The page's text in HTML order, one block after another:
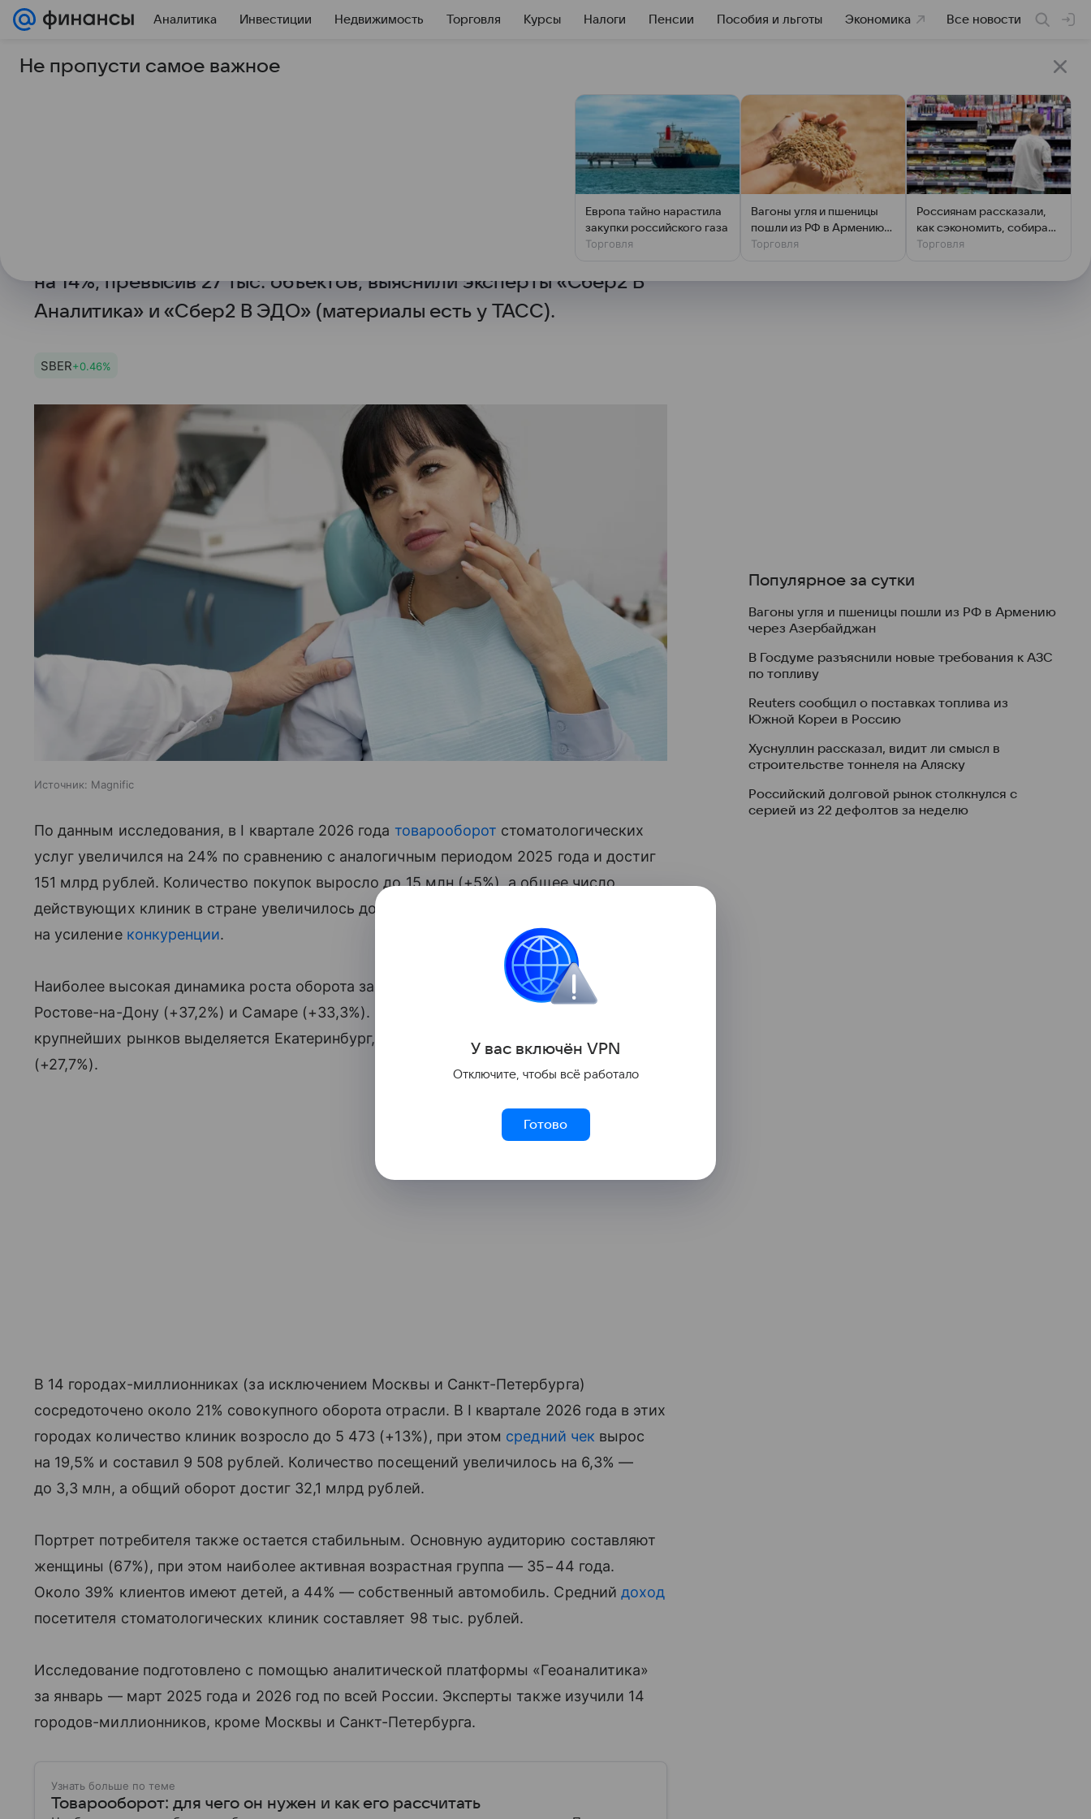
Аналитика Инвестиции Недвижимость Торговля Курсы Налоги Пенсии Пособия и льготы Экономика Все новости
13 мая 2026 ТАСС
Сбер: число стоматологических клиник
стоматологических клиник в России увеличилось в январе —
марте 2026 года по сравнению с таким же периодом годом ранее
на 14%, превысив 27 тыс. объектов, выяснили эксперты «Сбер2 В
Аналитика» и «Сбер2 В ЭДО» (материалы есть у ТАСС).
SBER+0.46%
Источник: Magnific
По данным исследования, в I квартале 2026 года товарооборот стоматологических
услуг увеличился на 24% по сравнению с аналогичным периодом 2025 года и достиг
151 млрд рублей. Количество покупок выросло до 15 млн (+5%), а общее число
действующих клиник в стране увеличилось до 27 153 объектов (+14%), что указывает
на усиление конкуренции.
Наиболее высокая динамика роста оборота зафиксирована в Омске (+79,5%),
Ростове-на-Дону (+37,2%) и Самаре (+33,3%). В денежном выражении среди
крупнейших рынков выделяется Екатеринбург, где оборот достиг 5,3 млрд рублей
(+27,7%).
В 14 городах-миллионниках (за исключением Москвы и Санкт-Петербурга)
сосредоточено около 21% совокупного оборота отрасли. В I квартале 2026 года в этих
городах количество клиник возросло до 5 473 (+13%), при этом средний чек вырос
на 19,5% и составил 9 508 рублей. Количество посещений увеличилось на 6,3% —
до 3,3 млн, а общий оборот достиг 32,1 млрд рублей.
Портрет потребителя также остается стабильным. Основную аудиторию составляют
женщины (67%), при этом наиболее активная возрастная группа — 35−44 года.
Около 39% клиентов имеют детей, а 44% — собственный автомобиль. Средний доход
посетителя стоматологических клиник составляет 98 тыс. рублей.
Исследование подготовлено с помощью аналитической платформы «Геоаналитика»
за январь — март 2025 года и 2026 год по всей России. Эксперты также изучили 14
городов-миллионников, кроме Москвы и Санкт-Петербурга.
Узнать больше по теме
Товарооборот: для чего он нужен и как его рассчитать
Популярное за сутки
Вагоны угля и пшеницы пошли из РФ в Армению
через Азербайджан
В Госдуме разъяснили новые требования к АЗС
по топливу
Reuters сообщил о поставках топлива из
Южной Кореи в Россию
Хуснуллин рассказал, видит ли смысл в
строительстве тоннеля на Аляску
Российский долговой рынок столкнулся с
серией из 22 дефолтов за неделю
Не пропусти самое важное
Европа тайно нарастила
закупки российского газа
Торговля
Вагоны угля и пшеницы
пошли из РФ в Армению
через Азербайджан
Торговля
Россиянам рассказали,
как сэкономить, собирая
ребенка в школу
Торговля
У вас включён VPN
Отключите, чтобы всё работало
Готово